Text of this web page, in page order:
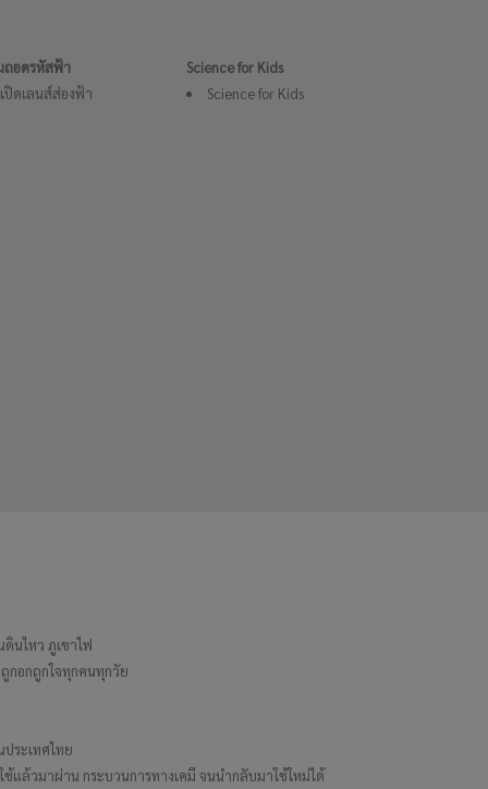
ถอดรหัสฟ้า
เปิดเลนส์ส่องฟ้า
Science for Kids
Science for Kids
นไหว ภูเขาไฟ
กอกถูกใจทุกคนทุกวัย
ระเทศไทย
แล้วมาผ่าน กระบวนการทางเคมี จนนำกลับมาใช้ใหม่ได้